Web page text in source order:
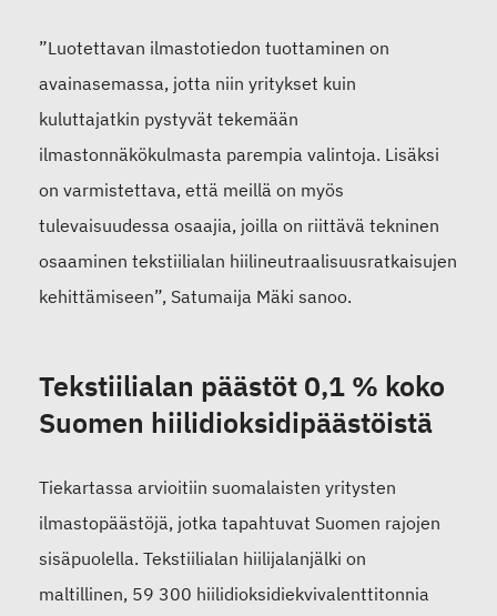
”Luotettavan ilmastotiedon tuottaminen on
avainasemassa, jotta niin yritykset kuin
kuluttajatkin pystyvät tekemään
ilmastonnäkökulmasta parempia valintoja. Lisäksi
on varmistettava, että meillä on myös
tulevaisuudessa osaajia, joilla on riittävä tekninen
osaaminen tekstiilialan hiilineutraalisuusratkaisujen
kehittämiseen”, Satumaija Mäki sanoo.
Tekstiilialan päästöt 0,1 % koko
Suomen hiilidioksidipäästöistä
Tiekartassa arvioitiin suomalaisten yritysten
ilmastopäästöjä, jotka tapahtuvat Suomen rajojen
sisäpuolella. Tekstiilialan hiilijalanjälki on
maltillinen, 59 300 hiilidioksidiekvivalenttitonnia